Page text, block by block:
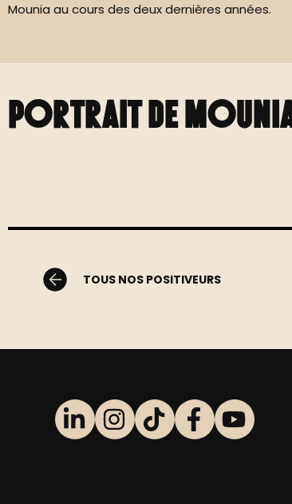
Mounia au cours des deux dernières années.
Portrait de
TOUS NOS POSITIVEURS